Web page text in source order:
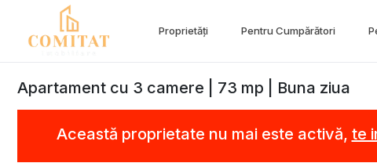
Proprietăți Pentru Cumpărători
Apartament cu 3 camere | 73 mp | Buna ziua
Această proprietate nu mai este activă, te